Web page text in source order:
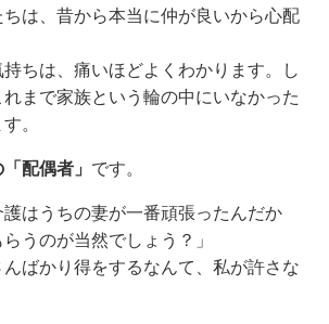
ちは、昔から本当に仲が良いから心配
ちは、痛いほどよくわかります。し
まで家族という輪の中にいなかった
。
配偶者」 です。
護はうちの妻が一番頑張ったんだか
うのが当然でしょう？」
んばかり得をするなんて、私が許さな